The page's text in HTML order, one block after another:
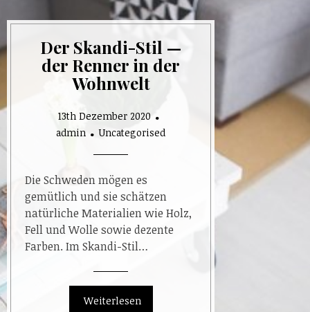
Der Skandi-Stil —
der Renner in der
Wohnwelt
13th Dezember 2020
admin
Uncategorised
Die Schweden mögen es
gemütlich und sie schätzen
natürliche Materialien wie Holz,
Fell und Wolle sowie dezente
Farben. Im Skandi-Stil…